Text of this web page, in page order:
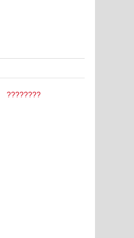
????????